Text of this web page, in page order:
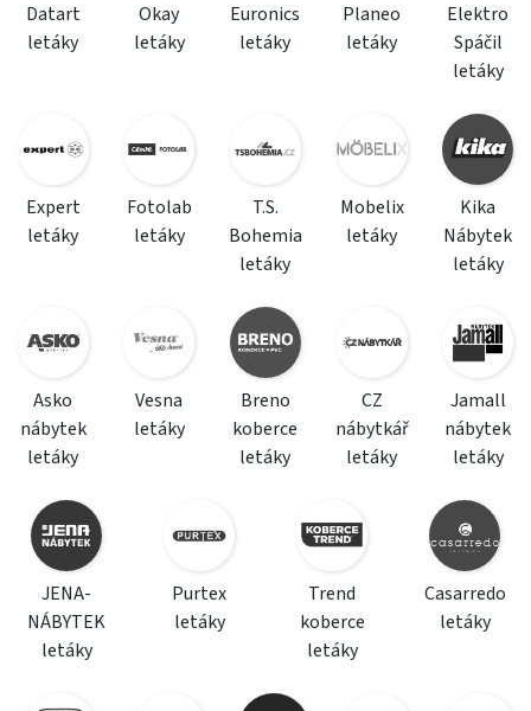
Datart
letáky
Okay
letáky
Euronics
letáky
Planeo
letáky
Elektro
Spáčil
letáky
Expert
letáky
Fotolab
letáky
T.S.
Bohemia
letáky
Mobelix
letáky
Kika
Nábytek
letáky
Asko
nábytek
letáky
Vesna
letáky
Breno
koberce
letáky
CZ
nábytkář
letáky
Jamall
nábytek
letáky
JENA-
NÁBYTEK
letáky
Purtex
letáky
Trend
koberce
letáky
Casarredo
letáky